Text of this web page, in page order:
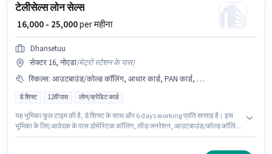
टेलीसेल्स लोन सेल्स
₹ 16,000 - 25,000per महीना
Dhansetuu
सेक्टर 16, नोएडा(मेट्रो स्टेशन के पास)
स्किल्स: आउटबाउंड/कोल्ड कॉलिंग, आधार कार्ड, PAN कार्ड, डोमेस्टिक कॉलिंग, कम्युनिकेशन स्किल, वायरिंग, लीड जनरेशन
डे शिफ्ट 12वीं पास लोन/क्रेडिट कार्ड
यह भूमिका फुल टाइम की है, डे शिफ्ट के साथ और 6 days working प्रति सप्ताह है। इस
भूमिका के लिए आवेदक के पास डोमेस्टिक कॉलिंग, लीड जनरेशन, आउटबाउंड/कोल्ड कॉलिंग,